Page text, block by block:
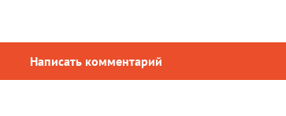
Написать комментарий